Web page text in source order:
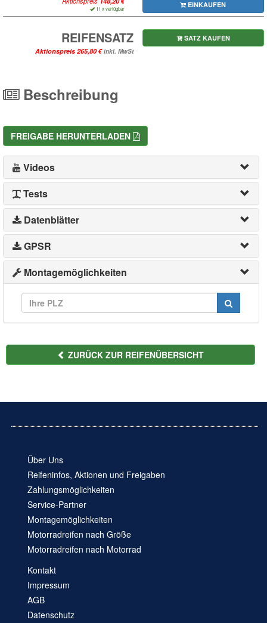
11 x verfügbar EINKAUFEN
REIFENSATZ
Aktionspreis inkl. MwSt
SATZ KAUFEN
Beschreibung
FREIGABE HERUNTERLADEN
Videos
Tests
Datenblätter
GPSR
Montagemöglichkeiten
ZURÜCK ZUR REIFENÜBERSICHT
Über Uns
Reifeninfos, Aktionen und Freigaben
Zahlungsmöglichkeiten
Service-Partner
Montagemöglichkeiten
Motorradreifen nach Größe
Motorradreifen nach Motorrad
Kontakt
Impressum
AGB
Datenschutz